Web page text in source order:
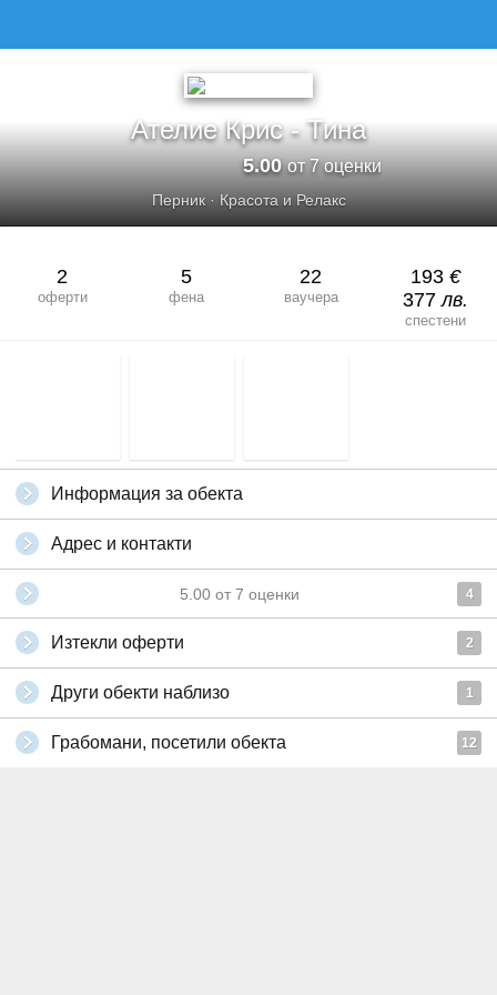
Ателие Крис - Тина
5.00от 7 оценки
Перник· Красота и Релакс
2
оферти
5
фена
22
ваучера
193 €
377лв.
спестени
Информация за обекта
Адрес и контакти
5.00 от 7 оценки 4
Изтекли оферти 2
Други обекти наблизо 1
Грабомани, посетили обекта 12